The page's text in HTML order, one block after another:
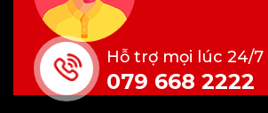
Hỗ trợ mọi lúc 24/7
079 668 2222